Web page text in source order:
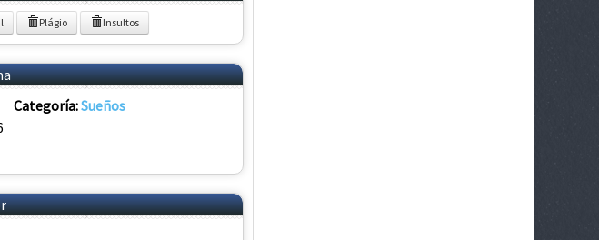
Plágio Insultos
Categoría:Sueños